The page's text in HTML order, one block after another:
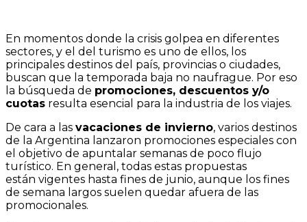
En momentos donde la crisis golpea en diferentes
sectores, y el del turismo es uno de ellos, los
principales destinos del país, provincias o ciudades,
buscan que la temporada baja no naufrague. Por eso
la búsqueda de promociones, descuentos y/o
cuotas resulta esencial para la industria de los viajes.
De cara a las vacaciones de invierno, varios destinos
de la Argentina lanzaron promociones especiales con
el objetivo de apuntalar semanas de poco flujo
turístico. En general, todas estas propuestas
están vigentes hasta fines de junio, aunque los fines
de semana largos suelen quedar afuera de las
promocionales.